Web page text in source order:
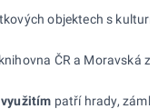
objektech s
ČR a Moravská
patří hrady,